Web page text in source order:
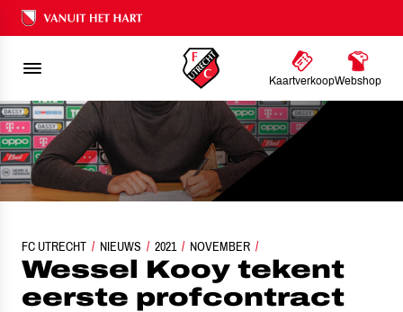
Ons nalatenschap
KaartverkoopWebshop
FC UTRECHT NIEUWS 2021 NOVEMBER
WESSEL KOOY TEKENT EERSTE PROFCONTRACT
Wessel Kooy tekent
eerste profcontract